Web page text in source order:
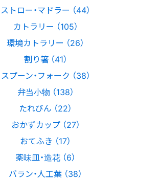
ストロー・マドラー （44）
カトラリー （105）
環境カトラリー （26）
割り箸 （41）
スプーン・フォーク （38）
弁当小物 （138）
たれびん （22）
おかずカップ （27）
おてふき （17）
薬味皿・造花 （6）
バラン・人工葉 （38）